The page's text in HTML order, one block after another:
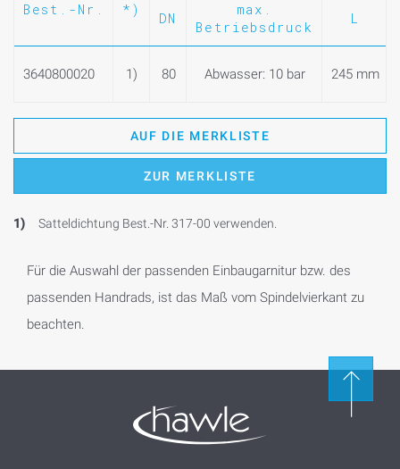
Best.-Nr. *)
DN
max.
Betriebsdruck
L
3640800020 1) 80 Abwasser: 10 bar 245 mm
AUF DIE MERKLISTE
ZUR MERKLISTE
1) Satteldichtung Best.-Nr. 317-00 verwenden.
Für die Auswahl der passenden Einbaugarnitur bzw. des
passenden Handrads, ist das Maß vom Spindelvierkant zu
beachten.